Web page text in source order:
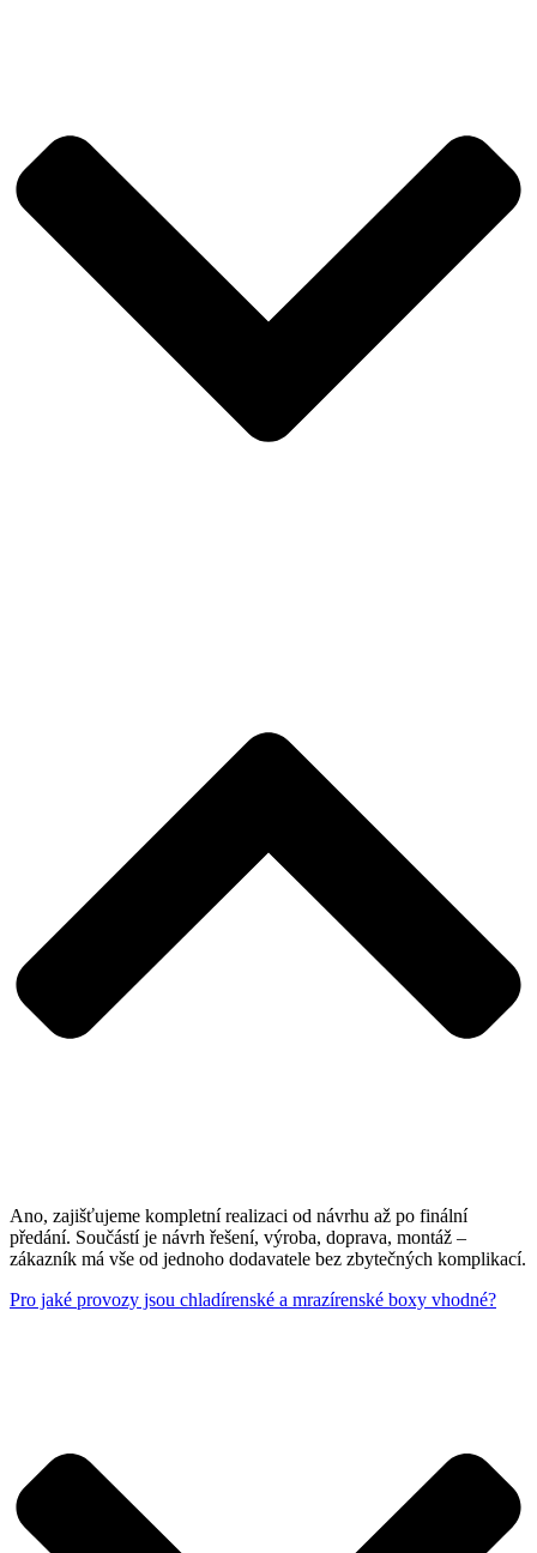
Ano, zajišťujeme kompletní realizaci od návrhu až po finální
předání. Součástí je návrh řešení, výroba, doprava, montáž –
zákazník má vše od jednoho dodavatele bez zbytečných komplikací.
Pro jaké provozy jsou chladírenské a mrazírenské boxy vhodné?